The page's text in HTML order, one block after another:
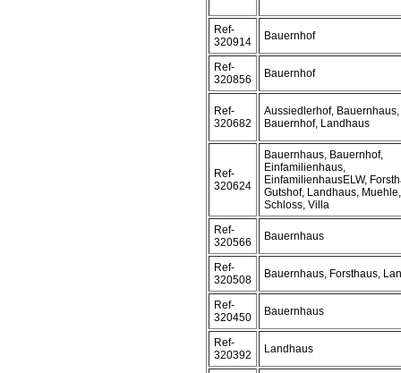
Ref-
320914
Bauernhof
Ref-
320856
Bauernhof
Ref-
320682
Aussiedlerhof, Bauernhaus,
Bauernhof, Landhaus
Ref-
320624
Bauernhaus, Bauernhof,
Einfamilienhaus,
EinfamilienhausELW,
Gutshof, Landhaus, Muehle,
Schloss, Villa
Ref-
320566
Bauernhaus
Ref-
320508
Bauernhaus, Forsthaus,
Ref-
320450
Bauernhaus
Ref-
320392
Landhaus